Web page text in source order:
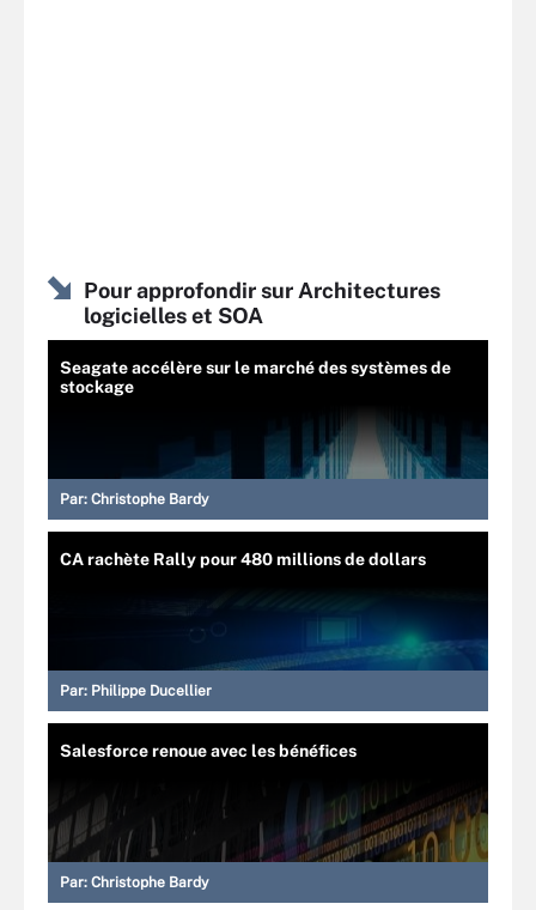
Pour approfondir sur Architectures
logicielles et SOA
Seagate accélère sur le marché des systèmes de
stockage
Par: Christophe Bardy
CA rachète Rally pour 480 millions de dollars
Par: Philippe Ducellier
Salesforce renoue avec les bénéfices
Par: Christophe Bardy